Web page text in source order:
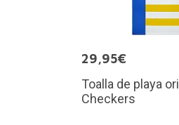
29,95€
Toalla de playa
Checkers